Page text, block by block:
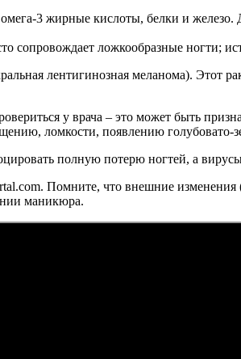
3 жирные кислоты, белки и
сопровождает ложкообразные ногти;
лентигинозная меланома). Этот
у врача – это может быть
ломкости, появлению голубовато-
полную потерю ногтей, а
Помните, что внешние
маникюра.